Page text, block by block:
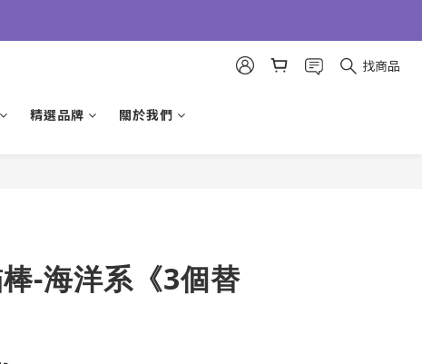
找商品
精選品牌 關於我們
-海洋系《3個替